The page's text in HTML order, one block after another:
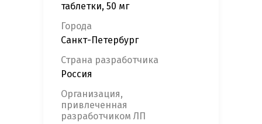
таблетки, 50 мг
Города
Санкт-Петербург
Страна разработчика
Россия
Организация,
привлеченная
разработчиком ЛП